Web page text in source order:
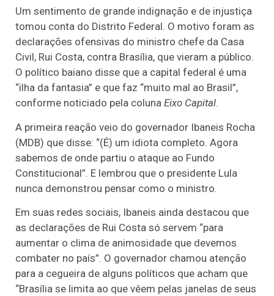
Um sentimento de grande indignação e de injustiça
tomou conta do Distrito Federal. O motivo foram as
declarações ofensivas do ministro chefe da Casa
Civil, Rui Costa, contra Brasília, que vieram a público.
O político baiano disse que a capital federal é uma
“ilha da fantasia” e que faz “muito mal ao Brasil”,
conforme noticiado pela coluna Eixo Capital.
A primeira reação veio do governador Ibaneis Rocha
(MDB) que disse: “(É) um idiota completo. Agora
sabemos de onde partiu o ataque ao Fundo
Constitucional”. E lembrou que o presidente Lula
nunca demonstrou pensar como o ministro.
Em suas redes sociais, Ibaneis ainda destacou que
as declarações de Rui Costa só servem “para
aumentar o clima de animosidade que devemos
combater no país”. O governador chamou atenção
para a cegueira de alguns políticos que acham que
“Brasília se limita ao que vêem pelas janelas de seus